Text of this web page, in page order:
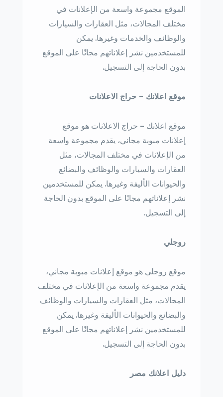
الموقع مجموعة واسعة من الإعلانات في
مختلف المجالات، مثل العقارات والسيارات
والوظائف والخدمات وغيرها. يمكن
للمستخدمين نشر إعلاناتهم مجانًا على الموقع
بدون الحاجة إلى التسجيل.
موقع اعلانك – حراج الاعلانات
موقع اعلانك – حراج الاعلانات هو موقع
إعلانات مبوبة مجاني، يقدم مجموعة واسعة
من الإعلانات في مختلف المجالات، مثل
العقارات والسيارات والوظائف والبضائع
والحيوانات الأليفة وغيرها. يمكن للمستخدمين
نشر إعلاناتهم مجانًا على الموقع بدون الحاجة
إلى التسجيل.
روجلي
موقع روجلي هو موقع إعلانات مبوبة مجاني،
يقدم مجموعة واسعة من الإعلانات في مختلف
المجالات، مثل العقارات والسيارات والوظائف
والبضائع والحيوانات الأليفة وغيرها. يمكن
للمستخدمين نشر إعلاناتهم مجانًا على الموقع
بدون الحاجة إلى التسجيل.
دليل اعلانك مصر